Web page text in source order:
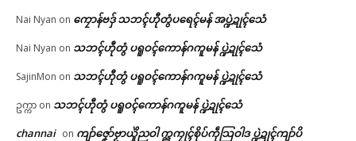
Nai Nyan on ကၠောန်ဗဒှ် သဘၚ်ဟီုတွံပရေၚ်မန် အပ္ဍဲဍုၚ်သေံ
Nai Nyan on သဘၚ်ဟီုတွံ ပရူဝၚ်ကောန်ဂကူမန် ပ္ဍဲဍုၚ်သေံ
SajinMon on သဘၚ်ဟီုတွံ ပရူဝၚ်ကောန်ဂကူမန် ပ္ဍဲဍုၚ်သေံ
ဥက္ကာ on သဘၚ်ဟီုတွံ ပရူဝၚ်ကောန်ဂကူမန် ပ္ဍဲဍုၚ်သေံ
channai on ကျာ်ဇၞော်ဗၟာယှိုဲညဝါ က္ညကၠုၚ်စိုပ်ကဵုသြဝါဒ ပ္ဍဲဍုၚ်ကျာ်ပိ